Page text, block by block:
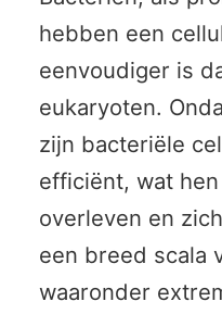
hebben een
eenvoudiger is
eukaryoten.
zijn bacteriële
efficiënt, wat
overleven en
een breed scala
waaronder